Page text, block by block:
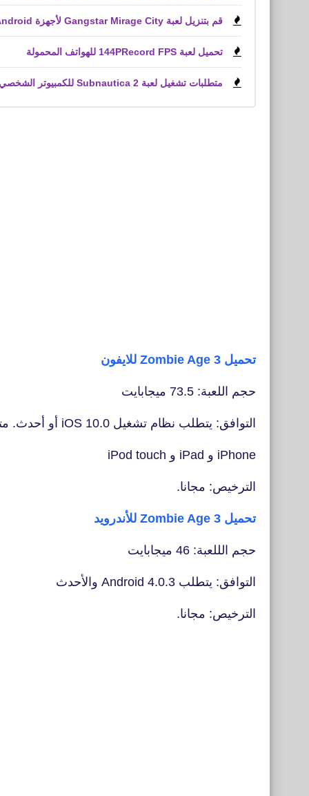
قم بتنزيل لعبة Gangstar Mirage City لأجهزة Android و iPhone (APK)
تحميل لعبة 144PRecord FPS للهواتف المحمولة
متطلبات تشغيل لعبة Subnautica 2 للكمبيوتر الشخصي
تحميل Zombie Age 3 للايفون
حجم اللعبة: 73.5 ميجابايت
التوافق: يتطلب نظام تشغيل iOS 10.0 أو أحدث. متوافق مع
iPhone و iPad و iPod touch
الترخيص: مجانا.
تحميل Zombie Age 3 للأندرويد
حجم الللعبة: 46 ميجابايت
التوافق: يتطلب Android 4.0.3 والأحدث
الترخيص: مجانا.